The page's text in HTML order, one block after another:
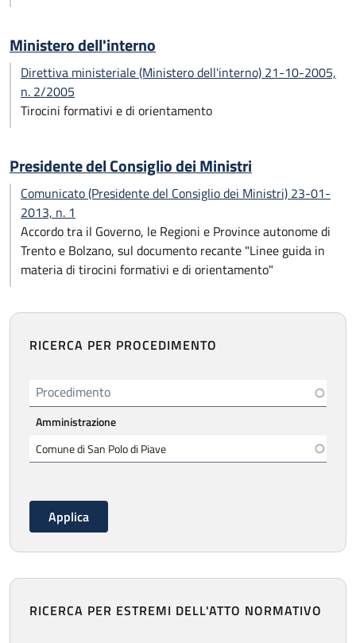
Ministero dell'interno
Direttiva ministeriale (Ministero dell'interno) 21-10-2005,
n. 2/2005
Tirocini formativi e di orientamento
Presidente del Consiglio dei Ministri
Comunicato (Presidente del Consiglio dei Ministri) 23-01-
2013, n. 1
Accordo tra il Governo, le Regioni e Province autonome di
Trento e Bolzano, sul documento recante "Linee guida in
materia di tirocini formativi e di orientamento"
RICERCA PER PROCEDIMENTO
Procedimento
Amministrazione
RICERCA PER ESTREMI DELL'ATTO NORMATIVO